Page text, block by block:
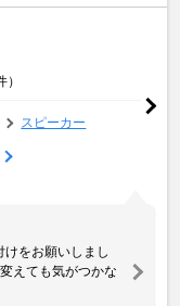
）
スピーカー
をお願いしまし
えても気がつかな